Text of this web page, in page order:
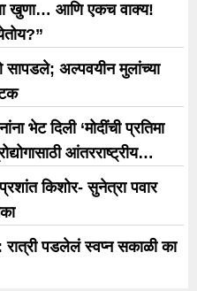
खुणा… आणि एकच वाक्य!
सापडले; अल्पवयीन मुलांच्या
भेट दिली ‘मोदींची प्रतिमा
आंतरराष्ट्रीय
किशोर- सुनेत्रा पवार
पडलेलं स्वप्न सकाळी का